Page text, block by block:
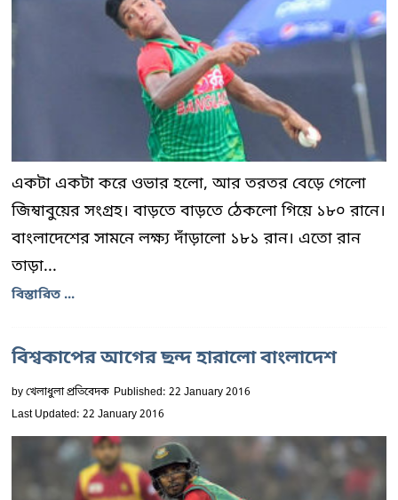
একটা একটা করে ওভার হলো, আর তরতর বেড়ে গেলো
জিম্বাবুয়ের সংগ্রহ। বাড়তে বাড়তে ঠেকলো গিয়ে ১৮০ রানে।
বাংলাদেশের সামনে লক্ষ্য দাঁড়ালো ১৮১ রান। এতো রান
তাড়া...
বিস্তারিত ...
বিশ্বকাপের আগের ছন্দ হারালো বাংলাদেশ
byখেলাধুলা প্রতিবেদক Published: 22 January 2016
Last Updated: 22 January 2016